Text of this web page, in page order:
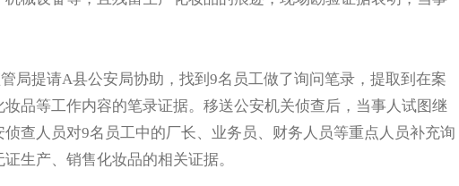
局提请A县公安局协助，找到9名员工做了询问笔录，提取到在案
品等工作内容的笔录证据。移送公安机关侦查后，当事人试图继
查人员对9名员工中的厂长、业务员、财务人员等重点人员补充询
生产、销售化妆品的相关证据。